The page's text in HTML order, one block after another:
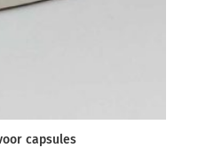
capsules